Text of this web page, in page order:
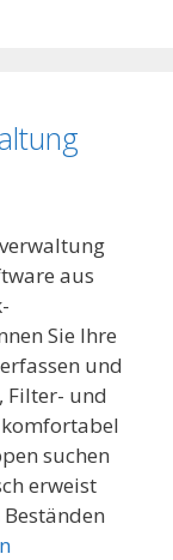
aus
Sie Ihre
und
Filter- und
suchen
erweist